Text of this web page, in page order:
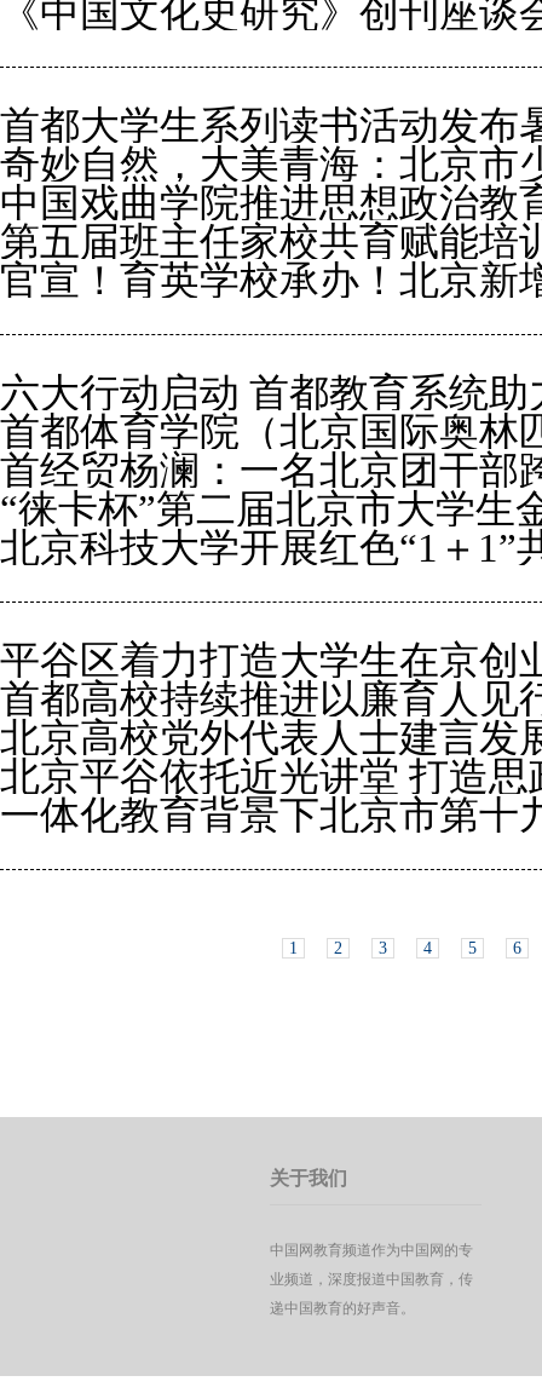
仪式暨体育院校通用教材建设
《中国文化史研究》创刊座
首都大学生系列读书活动发布
奇妙自然，大美青海：北京市
动
中国戏曲学院推进思想政治教
第五届班主任家校共育赋能培
官宣！育英学校承办！北京新
六大行动启动 首都教育系统
首都体育学院（北京国际奥林
体育科技创新成果参展2024科
首经贸杨澜：一名北京团干部
“徕卡杯”第二届北京市大学生
大学生金相大会成功举办
北京科技大学开展红色“1＋1”
平谷区着力打造大学生在京创
首都高校持续推进以廉育人见
北京高校党外代表人士建言发
北京平谷依托近光讲堂 打造
一体化教育背景下北京市第十
探索
1 2 3 4 5 6